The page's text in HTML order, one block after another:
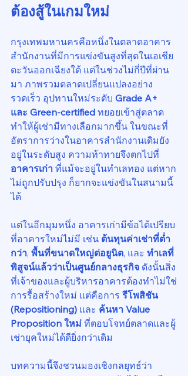
ต้องสู้ในเกมใหม่
กรุงเทพมหานครคือหนึ่งในตลาดอาคาร
สำนักงานที่มีการแข่งขันสูงที่สุดในเอเชีย
ตะวันออกเฉียงใต้ แต่ในช่วงไม่กี่ปีที่ผ่าน
มา ภาพรวมตลาดเปลี่ยนแปลงอย่าง
รวดเร็ว อุปทานใหม่ระดับ Grade A+
และ Green-certified ทยอยเข้าสู่ตลาด
ทำให้ผู้เช่ามีทางเลือกมากขึ้น ในขณะที่
อัตราการว่างในอาคารสำนักงานเดิมยัง
อยู่ในระดับสูง ความท้าทายจึงตกไปที่
อาคารเก่า ที่แม้จะอยู่ในทำเลทอง แต่หาก
ไม่ถูกปรับปรุง ก็ยากจะแข่งขันในสนามนี้
ได้
แต่ในอีกมุมหนึ่ง อาคารเก่ามีข้อได้เปรียบ
ที่อาคารใหม่ไม่มี เช่น ต้นทุนค่าเช่าที่ต่ำ
กว่า, พื้นที่ขนาดใหญ่ต่อยูนิต, และ ทำเลที่
พิสูจน์แล้วว่าเป็นศูนย์กลางธุรกิจ ดังนั้นสิ่ง
ที่เจ้าของและผู้บริหารอาคารต้องทำไม่ใช่
การรื้อสร้างใหม่ แต่คือการ รีโพสิชัน
(Repositioning) และ ค้นหา Value
Proposition ใหม่ ที่ตอบโจทย์ตลาดและผู้
เช่ายุคใหม่ได้ดียิ่งกว่าเดิม
บทความนี้จึงชวนมองเชิงกลยุทธ์ว่า